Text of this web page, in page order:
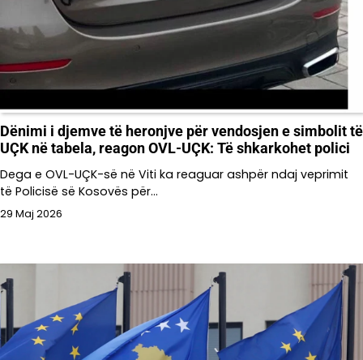
Dënimi i djemve të heronjve për vendosjen e simbolit të
UÇK në tabela, reagon OVL-UÇK: Të shkarkohet polici
Dega e OVL-UÇK-së në Viti ka reaguar ashpër ndaj veprimit
të Policisë së Kosovës për…
29 Maj 2026